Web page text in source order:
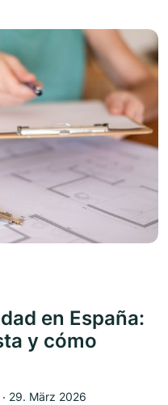
en España:
y cómo
‧ 29. März 2026